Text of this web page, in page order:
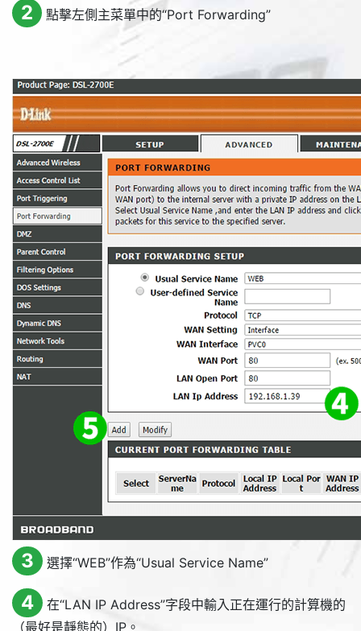
2 點擊左側主菜單中的“Port Forwarding”
3 選擇“WEB”作為“Usual Service Name”
4 在“LAN IP Address”字段中輸入正在運行的計算機的
（最好是靜態的）IP。